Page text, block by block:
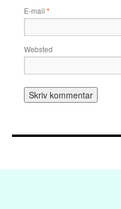
E-mail *
Websted